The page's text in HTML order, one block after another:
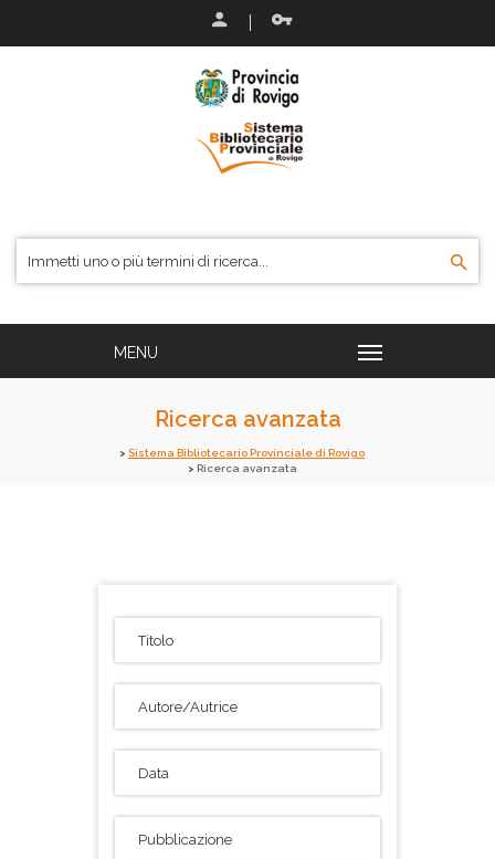
Ricerca avanzata
Sistema Bibliotecario Provinciale di Rovigo
Ricerca avanzata